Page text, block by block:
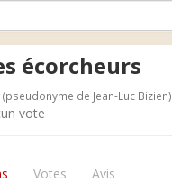
écorcheurs
(pseudonyme de Jean-Luc Bizien)
vote
Votes Avis